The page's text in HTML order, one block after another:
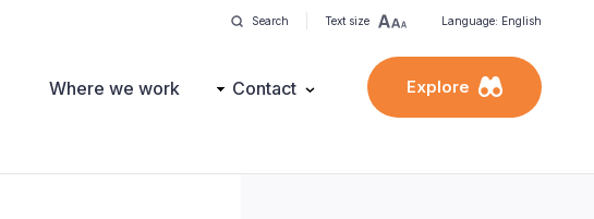
Search Text size Language: English
Where we work Contact Explore